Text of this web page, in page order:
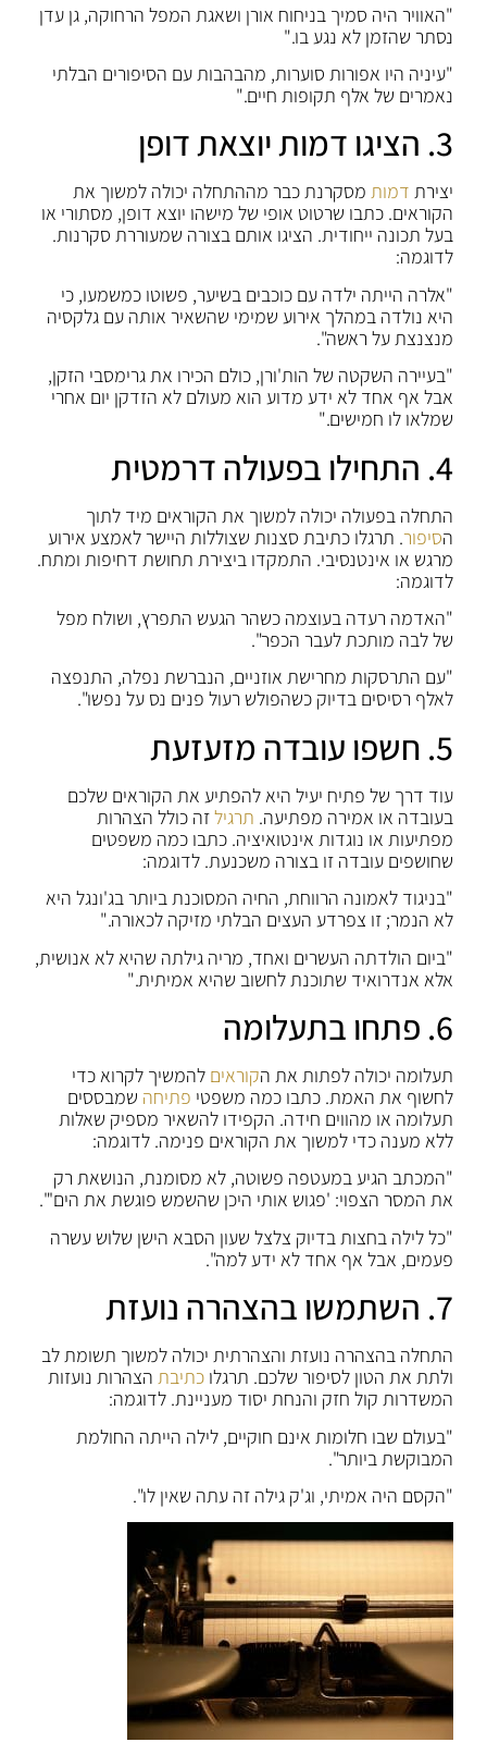
"האוויר היה סמיך בניחוח אורן ושאגת המפל הרחוקה, גן עדן
נסתר שהזמן לא נגע בו."
"עיניה היו אפורות סוערות, מהבהבות עם הסיפורים הבלתי
נאמרים של אלף תקופות חיים."
3. הציגו דמות יוצאת דופן
יצירת דמות מסקרנת כבר מההתחלה יכולה למשוך את
הקוראים. כתבו שרטוט אופי של מישהו יוצא דופן, מסתורי או
בעל תכונה ייחודית. הציגו אותם בצורה שמעוררת סקרנות.
לדוגמה:
"אלרה הייתה ילדה עם כוכבים בשיער, פשוטו כמשמעו, כי
היא נולדה במהלך אירוע שמימי שהשאיר אותה עם גלקסיה
מנצנצת על ראשה".
"בעיירה השקטה של ​​הות'ורן, כולם הכירו את גרימסבי הזקן,
אבל אף אחד לא ידע מדוע הוא מעולם לא הזדקן יום אחרי
שמלאו לו חמישים."
4. התחילו בפעולה דרמטית
התחלה בפעולה יכולה למשוך את הקוראים מיד לתוך
הסיפור. תרגלו כתיבת סצנות שצוללות היישר לאמצע אירוע
מרגש או אינטנסיבי. התמקדו ביצירת תחושת דחיפות ומתח.
לדוגמה:
"האדמה רעדה בעוצמה כשהר הגעש התפרץ, ושולח מפל
של לבה מותכת לעבר הכפר".
"עם התרסקות מחרישת אוזניים, הנברשת נפלה, התנפצה
לאלף רסיסים בדיוק כשהפולש רעול פנים נס על נפשו".
5. חשפו עובדה מזעזעת
עוד דרך של פתיח יעיל היא להפתיע את הקוראים שלכם
בעובדה או אמירה מפתיעה. תרגילזה כולל הצהרות
מפתיעות או נוגדות אינטואיציה. כתבו כמה משפטים
שחושפים עובדה זו בצורה משכנעת. לדוגמה:
"בניגוד לאמונה הרווחת, החיה המסוכנת ביותר בג'ונגל היא
לא הנמר; זו צפרדע העצים הבלתי מזיקה לכאורה."
"ביום הולדתה העשרים ואחד, מריה גילתה שהיא לא אנושית,
אלא אנדרואיד שתוכנת לחשוב שהיא אמיתית."
6. פתחו בתעלומה
תעלומה יכולה לפתות את הקוראים להמשיך לקרוא כדי
לחשוף את האמת. כתבו כמה משפטי פתיחה שמבססים
תעלומה או מהווים חידה. הקפידו להשאיר מספיק שאלות
ללא מענה כדי למשוך את הקוראים פנימה. לדוגמה:
"המכתב הגיע במעטפה פשוטה, לא מסומנת, הנושאת רק
את המסר הצפוי: 'פגוש אותי היכן שהשמש פוגשת את הים'".
"כל לילה בחצות בדיוק צלצל שעון הסבא הישן שלוש עשרה
פעמים, אבל אף אחד לא ידע למה".
7. השתמשו בהצהרה נועזת
התחלה בהצהרה נועזת והצהרתית יכולה למשוך תשומת לב
ולתת את הטון לסיפור שלכם. תרגלוכתיבת הצהרות נועזות
המשדרות קול חזק והנחת יסוד מעניינת. לדוגמה:
"בעולם שבו חלומות אינם חוקיים, לילה הייתה החולמת
המבוקשת ביותר".
"הקסם היה אמיתי, וג'ק גילה זה עתה שאין לו".